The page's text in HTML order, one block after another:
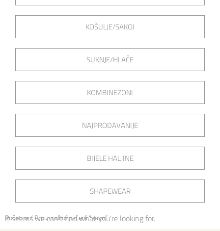
KOŠULJE/SAKOI
SUKNJE/HLAČE
KOMBINEZONI
NAJPRODAVANIJE
BIJELE HALJINE
SHAPEWEAR
Početna/ Proizvodi označeni “sako”
It seems we can't find what you're looking for.